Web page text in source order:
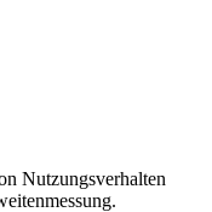
Nutzungsverhalten